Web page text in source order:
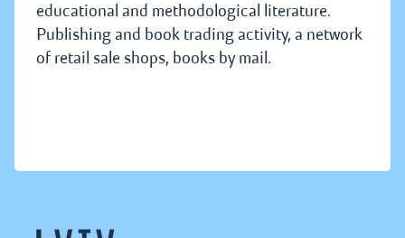
educational and methodological literature.
Publishing and book trading activity, a network
of retail sale shops, books by mail.